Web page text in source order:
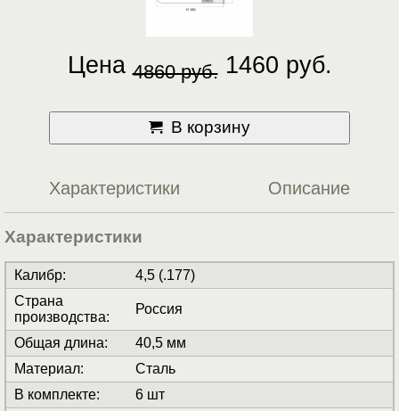
Цена 4860 руб. 1460 руб.
В корзину
Характеристики Описание
Характеристики
Калибр:
4,5 (.177)
Страна
производства:
Россия
Общая длина:
40,5 мм
Материал:
Сталь
В комплекте:
6 шт